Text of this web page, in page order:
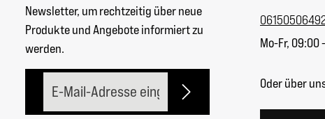
Newsletter, um rechtzeitig über neue
Produkte und Angebote informiert zu
werden.
Mo-Fr, 09:00
Oder über